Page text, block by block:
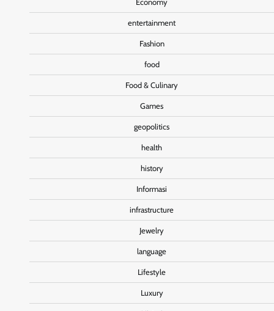
Economy
entertainment
Fashion
food
Food & Culinary
Games
geopolitics
health
history
Informasi
infrastructure
Jewelry
language
Lifestyle
Luxury